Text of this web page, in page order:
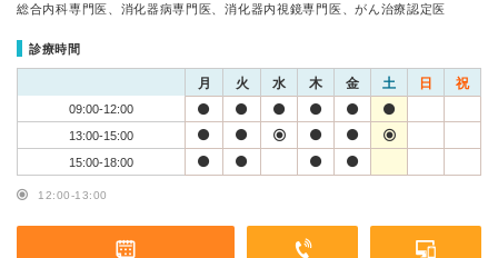
総合内科専門医、消化器病専門医、消化器内視鏡専門医、がん治療認定医
診療時間
月 火 水 木 金 土 日 祝
09:00-12:00
13:00-15:00
15:00-18:00
12:00-13:00